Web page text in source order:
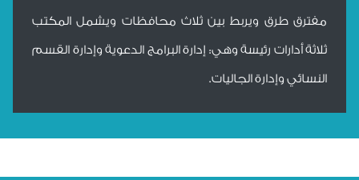
مفترق طرق ويربط بين ثلاث محافظات ويشمل المكتب
ثلاثة أدارات رئيسة وهي: إدارة البرامج الدعوية وإدارة القسم
النسائي وإدارة الجاليات.